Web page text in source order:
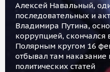
Алексей Навальный,
последовательных и
Владимира Путина,
коррупцией, скончался
Полярным кругом 16
отбывал там наказание
политических статей